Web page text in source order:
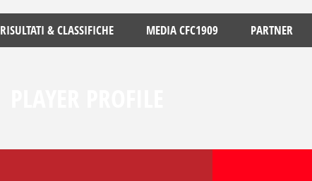
RISULTATI & CLASSIFICHE MEDIA CFC1909 PARTNER